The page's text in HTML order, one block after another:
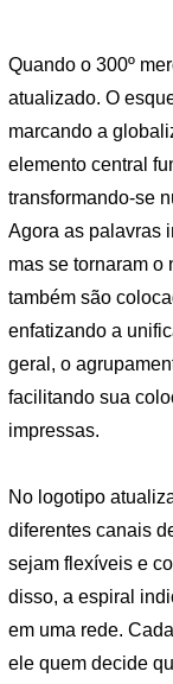
Quando o 300º
atualizado. O
marcando a
elemento central
transformando-se
Agora as palavras
mas se tornaram o
também são
enfatizando a
geral, o
facilitando sua
impressas.
No logotipo
diferentes canais
sejam flexíveis e
disso, a espiral
em uma rede.
ele quem decide